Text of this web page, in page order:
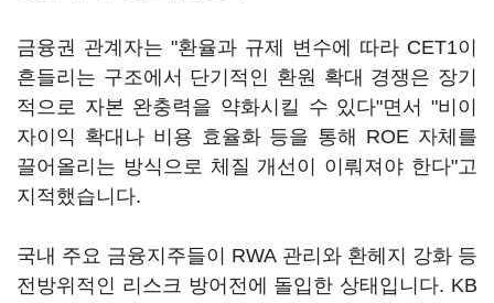
금융권 관계자는 "환율과 규제 변수에 따라 CET1이
흔들리는 구조에서 단기적인 환원 확대 경쟁은 장기
적으로 자본 완충력을 약화시킬 수 있다"면서 "비이
자이익 확대나 비용 효율화 등을 통해 ROE 자체를
끌어올리는 방식으로 체질 개선이 이뤄져야 한다"고
지적했습니다.
국내 주요 금융지주들이 RWA 관리와 환헤지 강화 등
전방위적인 리스크 방어전에 돌입한 상태입니다. KB